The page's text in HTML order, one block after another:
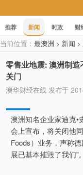
推荐 新闻 时政 财
科技
职场 美食
当前位置： 最澳洲 > 新闻 >
零售业地震: 澳洲制
关门
澳华财经在线 发布于
澳洲知名企业家迪克
会上宣布，将关闭他
Foods）业务，声称
展已基本摧毁了我们”。